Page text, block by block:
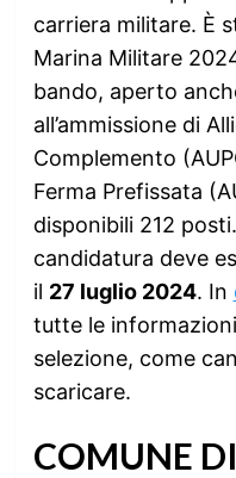
carriera militare. È
Marina Militare
bando, aperto
all’ammissione di
Complemento
Ferma Prefissata
disponibili 212
candidatura deve
il 27 luglio 2024. In
tutte le
selezione, come
scaricare.
COMUNE